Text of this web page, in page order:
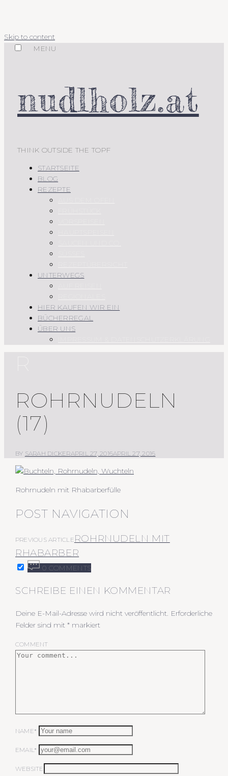
Skip to content
MENU
nudlholz.at
THINK OUTSIDE THE TOPF
STARTSEITE
BLOG
REZEPTE
UNTERWEGS
HIER KAUFEN WIR EIN
BÜCHERREGAL
ÜBER UNS
ROHRNUDELN
(17)
BY SARAH DICKERAPRIL 27, 2016APRIL 27, 2016
Rohrnudeln mit Rhabarberfülle
POST NAVIGATION
PREVIOUS ARTICLE ROHRNUDELN MIT
RHABARBER
0 COMMENTS
SCHREIBE EINEN KOMMENTAR
Deine E-Mail-Adresse wird nicht veröffentlicht. Erforderliche
Felder sind mit * markiert
COMMENT
NAME*
EMAIL*
WEBSITE